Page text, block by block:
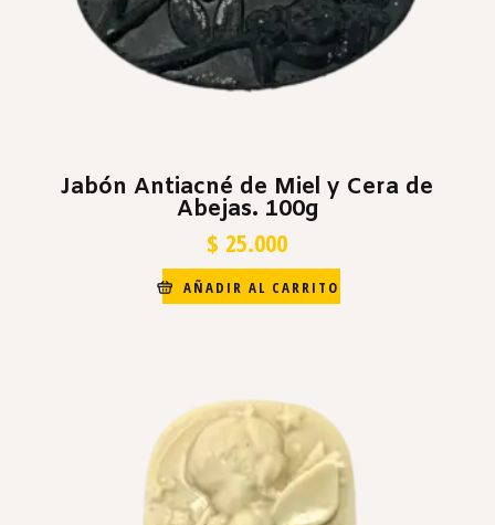
Jabón Antiacné de Miel y Cera de
Abejas. 100g
$ 25.000
AÑADIR AL CARRITO